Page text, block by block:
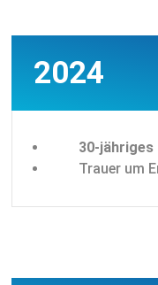
2024
30-jähriges
Trauer um